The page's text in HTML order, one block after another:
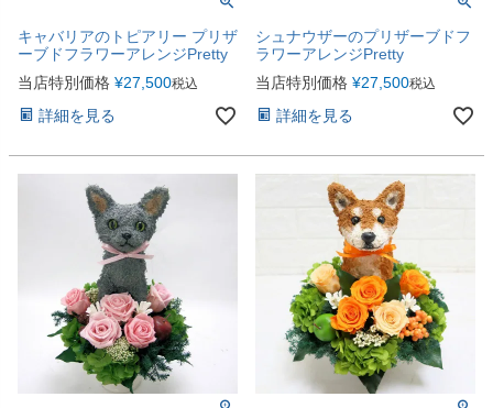
キャバリアのトピアリー プリザ
ーブドフラワーアレンジPretty
当店特別価格 ¥27,500税込
詳細を見る
シュナウザーのプリザーブドフ
ラワーアレンジPretty
当店特別価格 ¥27,500税込
詳細を見る